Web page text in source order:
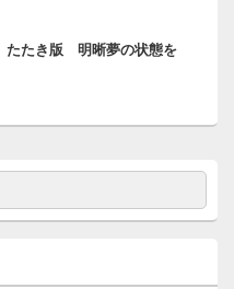
たき版 明晰夢の状態を